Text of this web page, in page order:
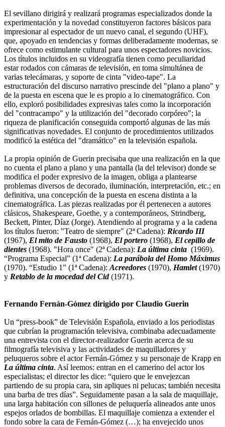
El sevillano dirigirá y realizará programas especializados donde la
experimentación y la novedad constituyeron factores básicos para
impresionar al espectador de un nuevo canal, el segundo (UHF),
que, apoyado en tendencias y formas deliberadamente modernas, se
ofrece como estimulante cultural para unos espectadores novicios.
Los títulos incluidos en su videografía tienen como peculiaridad
estar rodados con cámaras de televisión, en toma simultánea de
varias telecámaras, y soporte de cinta "video-tape". La
estructuración del discurso narrativo prescinde del "plano a plano" y
de la puesta en escena que le es propio a lo cinematográfico. Con
ello, exploró posibilidades expresivas tales como la incorporación
del "contracampo" y la utilización del "decorado corpóreo"; la
riqueza de planificación conseguida comportó algunas de las más
significativas novedades. El conjunto de procedimientos utilizados
modificó la estética del "dramático" en la televisión española.
La propia opinión de Guerin precisaba que una realización en la que
no cuenta el plano a plano y una pantalla (la del televisor) donde se
modifica el poder expresivo de la imagen, obliga a plantearse
problemas diversos de decorado, iluminación, interpretación, etc.; en
definitiva, una concepción de la puesta en escena distinta a la
cinematográfica. Las piezas realizadas por él pertenecen a autores
clásicos, Shakespeare, Goethe, y a contemporáneos, Strindberg,
Beckett, Pinter, Díaz (Jorge). Atendiendo al programa y a la cadena
los títulos fueron: "Teatro de siempre" (2ª Cadena): Ricardo III
(1967), El mito de Fausto (1968), El portero (1968), El cepillo de
dientes (1968). "Hora once" (2ª Cadena): La última cinta (1969).
“Programa Especial” (1ª Cadena): La parábola del Homo Máximus
(1970). “Estudio 1” (1ª Cadena): Acreedores (1970), Hamlet(1970)
y Retablo de la mocedad del Cid(1971).
Fernando Fernán-Gómez dirigido por Claudio Guerin
Un “press-book” de Televisión Española, enviado a los periodistas
que cubrían la programación televisiva, combinaba adecuadamente
una entrevista con el director-realizador Guerin acerca de su
filmografía televisiva y las actividades de maquilladores y
peluqueros sobre el actor Fernán-Gómez y su personaje de Krapp en
La última cinta. Así leemos: entran en el camerino del actor los
especialistas; el director les dice: “quiero que le envejezcan
partiendo de su propia cara, sin apliques ni pelucas; también necesita
una barba de tres días”. Seguidamente pasan a la sala de maquillaje,
una larga habitación con sillones de peluquería alineados ante unos
espejos orlados de bombillas. El maquillaje comienza a extender el
fondo sobre la cara de Fernán-Gómez (…); ha envejecido unos